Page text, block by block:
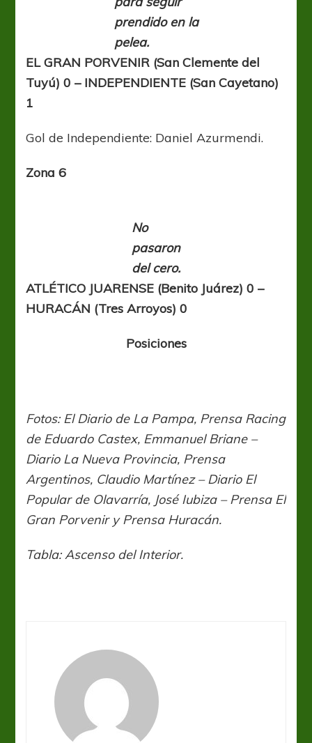
prendido en la
pelea.
EL GRAN PORVENIR (San Clemente del
Tuyú) 0 – INDEPENDIENTE (San Cayetano)
1
Gol de Independiente: Daniel Azurmendi.
Zona 6
No
pasaron
del cero.
ATLÉTICO JUARENSE (Benito Juárez) 0 –
HURACÁN (Tres Arroyos) 0
Posiciones
Fotos: El Diario de La Pampa, Prensa Racing
de Eduardo Castex, Emmanuel Briane –
Diario La Nueva Provincia, Prensa
Argentinos, Claudio Martínez – Diario El
Popular de Olavarría, José Iubiza – Prensa El
Gran Porvenir y Prensa Huracán.
Tabla: Ascenso del Interior.